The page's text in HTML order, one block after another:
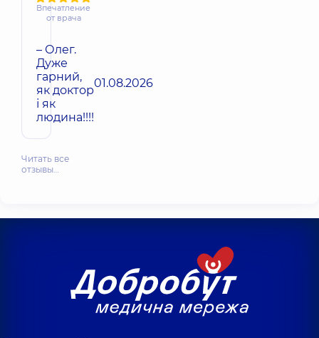
Впечатление
от врача
– Олег.
Дуже
гарний,
як доктор
і як
людина!!!!
01.08.2026
Читать все
отзывы…